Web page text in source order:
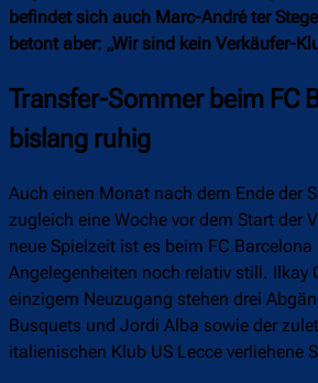
befindet sich auch Marc-André ter
betont aber: „Wir sind kein Verkäufer-
Transfer-Sommer beim FC
bislang ruhig
Auch einen Monat nach dem Ende der
zugleich eine Woche vor dem Start der
neue Spielzeit ist es beim FC Barcelona
Angelegenheiten noch relativ still. Ilkay
einzigem Neuzugang stehen drei
Busquets und Jordi Alba sowie der
italienischen Klub US Lecce verliehene